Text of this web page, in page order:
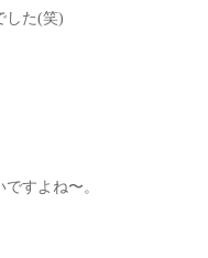
した(笑)
すよね〜。